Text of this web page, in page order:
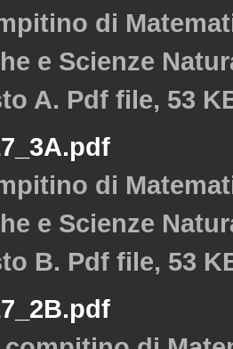
di
e Scienze
A. Pdf file, 53
di
e Scienze
B. Pdf file, 53